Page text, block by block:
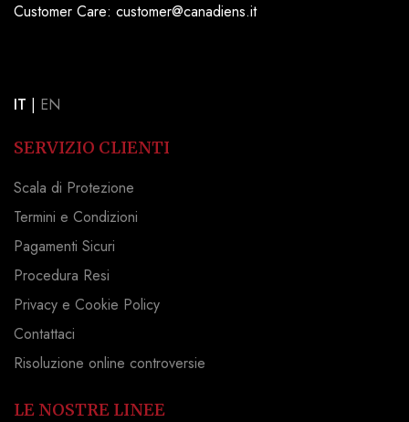
Customer Care: customer@canadiens.it
IT | EN
SERVIZIO CLIENTI
Scala di Protezione
Termini e Condizioni
Pagamenti Sicuri
Procedura Resi
Privacy e Cookie Policy
Contattaci
Risoluzione online controversie
LE NOSTRE LINEE